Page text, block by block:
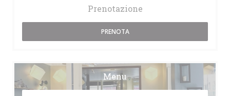
Prenotazione
PRENOTA
Menu